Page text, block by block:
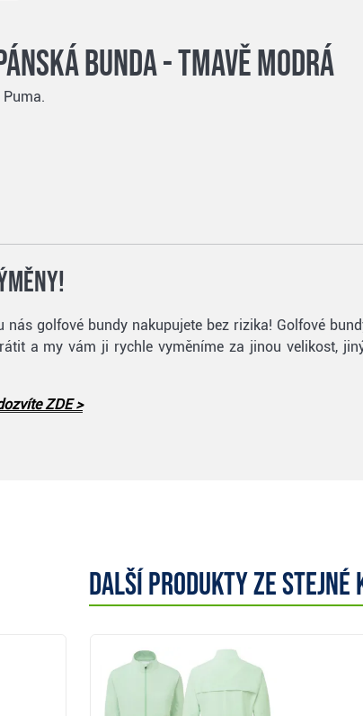
bunda - tmavě modrá
nás golfové bundy nakupujete bez rizika! Golfové
a my vám ji rychle vyměníme za jinou velikost,
ZDE >
Další produkty ze stejné
Zobrazit